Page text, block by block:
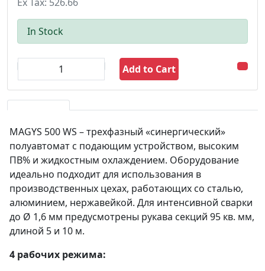
In Stock
Add to Cart
MAGYS 500 WS – трехфазный «синергический»
полуавтомат с подающим устройством, высоким
ПВ% и жидкостным охлаждением. Оборудование
идеально подходит для использования в
производственных цехах, работающих со сталью,
алюминием, нержавейкой. Для интенсивной сварки
до Ø 1,6 мм предусмотрены рукава секций 95 кв. мм,
длиной 5 и 10 м.
4 рабочих режима: